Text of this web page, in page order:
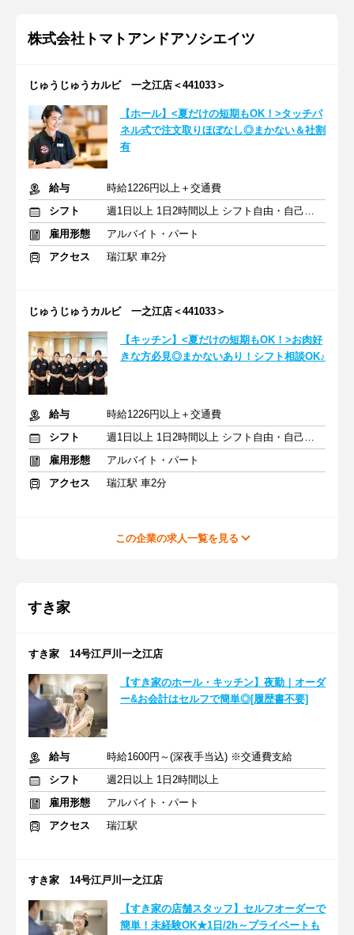
株式会社トマトアンドアソシエイツ
じゅうじゅうカルビ 一之江店＜441033＞
【ホール】<夏だけの短期もOK！>タッチパ
ネル式で注文取りほぼなし◎まかない＆社割
有
給与
時給1226円以上＋交通費
シフト
週1日以上 1日2時間以上 シフト自由・自己申告
雇用形態
アルバイト・パート
アクセス
瑞江駅 車2分
じゅうじゅうカルビ 一之江店＜441033＞
【キッチン】<夏だけの短期もOK！>お肉好
きな方必見◎まかないあり！シフト相談OK♪
給与
時給1226円以上＋交通費
シフト
週1日以上 1日2時間以上 シフト自由・自己申告
雇用形態
アルバイト・パート
アクセス
瑞江駅 車2分
この企業の求人一覧を見る
すき家
すき家 14号江戸川一之江店
【すき家のホール・キッチン】夜勤｜オーダ
ー&お会計はセルフで簡単◎[履歴書不要]
給与
時給1600円～(深夜手当込) ※交通費支給
シフト
週2日以上 1日2時間以上
雇用形態
アルバイト・パート
アクセス
瑞江駅
すき家 14号江戸川一之江店
【すき家の店舗スタッフ】セルフオーダーで
簡単！未経験OK★1日/2h～プライベートも